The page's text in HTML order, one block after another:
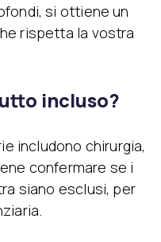
si ottiene un
rispetta la vostra
incluso?
includono chirurgia,
confermare se i
siano esclusi, per